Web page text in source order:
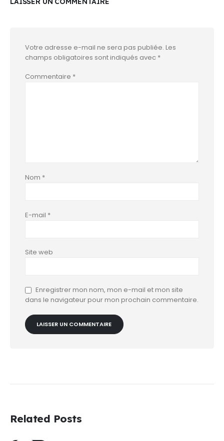
Votre adresse e-mail ne sera pas publiée. Les
champs obligatoires sont indiqués avec *
Commentaire *
Nom *
E-mail *
Site web
Enregistrer mon nom, mon e-mail et mon site
dans le navigateur pour mon prochain commentaire.
Related Posts